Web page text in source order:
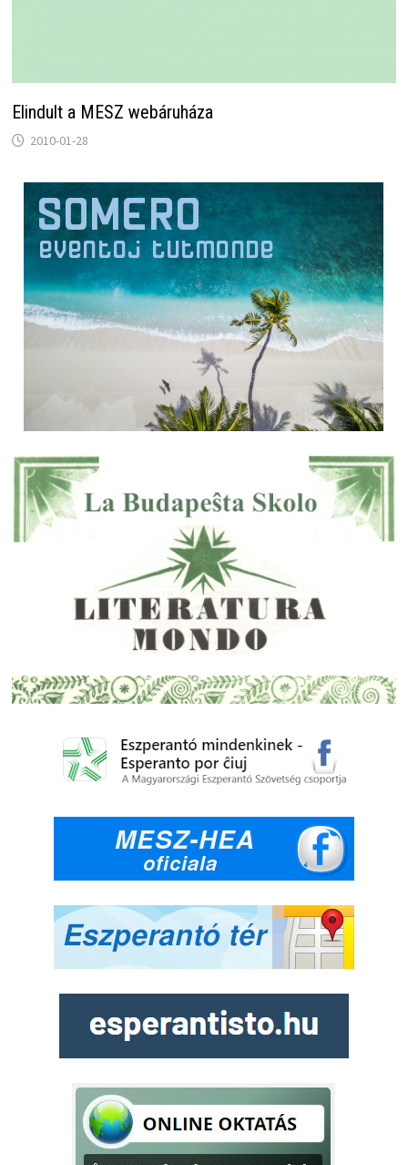
Elindult a MESZ webáruháza
2010-01-28